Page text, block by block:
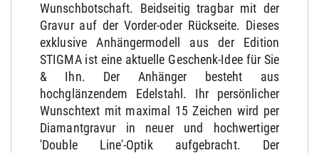
Wunschbotschaft. Beidseitig tragbar mit der
Gravur auf der Vorder-oder Rückseite. Dieses
exklusive Anhängermodell aus der Edition
STIGMA ist eine aktuelle Geschenk-Idee für Sie
& Ihn. Der Anhänger besteht aus
hochglänzendem Edelstahl. Ihr persönlicher
Wunschtext mit maximal 15 Zeichen wird per
Diamantgravur in neuer und hochwertiger
'Double Line'-Optik aufgebracht. Der